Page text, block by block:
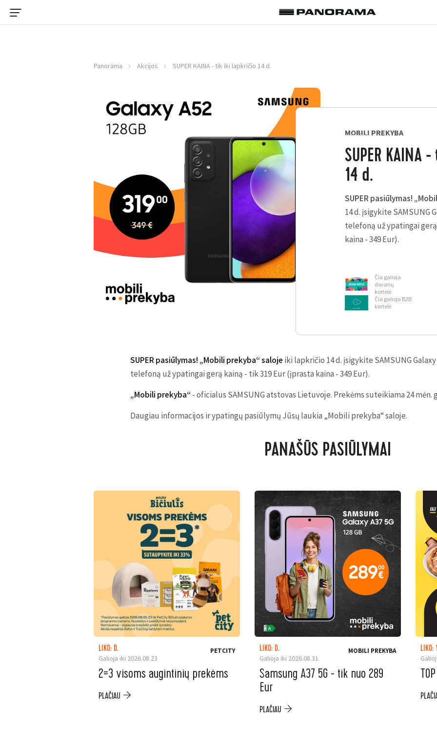
Panorama Akcijos SUPER KAINA - tik iki lapkričio 14 d.
MOBILI PREKYBA
SUPER
14 d.
SUPER pasiūlymas!
14 d. įsigykite SAMSUNG
telefoną už ypatingai
kaina - 349 Eur).
Čia galioja
dovanų
kortelė
Čia galioja B2B
kortelė
SUPER pasiūlymas! „Mobili prekyba“ saloje iki lapkričio 14 d. įsigykite SAMSUNG Galaxy
telefoną už ypatingai gerą kainą - tik 319 Eur (įprasta kaina - 349 Eur).
„Mobili prekyba“ - oficialus SAMSUNG atstovas Lietuvoje. Prekėms suteikiama 24 mėn.
Daugiau informacijos ir ypatingų pasiūlymų Jūsų laukia „Mobili prekyba“ saloje.
PANAŠŪS PASIŪLYMAI
LIKO: D.
Galioja iki 2026.08.23
PETCITY
2=3 visoms augintinių prekėms
PLAČIAU
LIKO: D.
Galioja iki 2026.08.31
MOBILI PREKYBA
Samsung A37 5G - tik nuo 289
Eur
PLAČIAU
LIKO: